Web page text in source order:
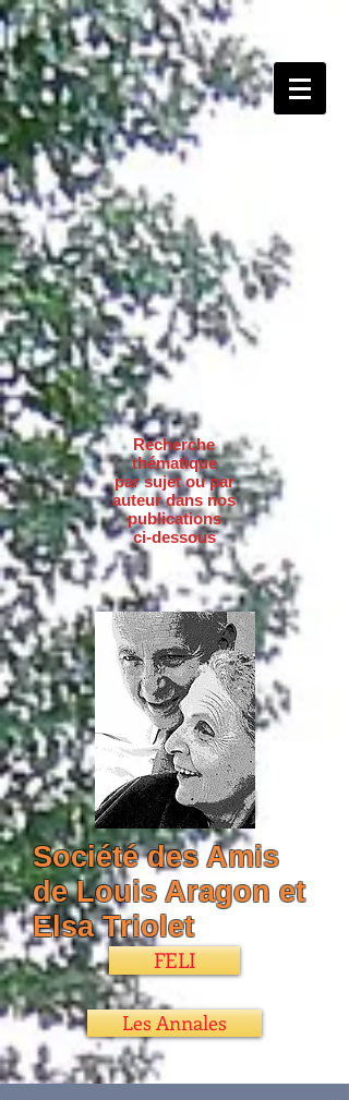
Recherche
thématique
par sujet ou par
auteur dans nos
publications
ci-dessous
Société des Amis
de Louis Aragon et
Elsa Triolet
FELI
Les Annales